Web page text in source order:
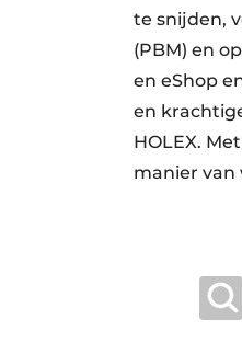
te snijden,
(PBM) en
en eShop
en
HOLEX.
manier van